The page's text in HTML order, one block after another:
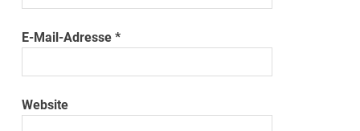
E-Mail-Adresse*
Website